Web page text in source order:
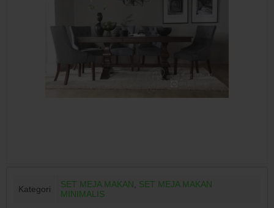
Kategori SET MEJA MAKAN
SET MEJA MAKAN
MINIMALIS